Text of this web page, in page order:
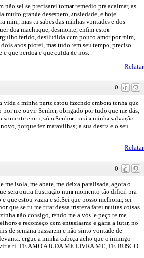
sei se precisarei tomar remedio pra acalmar, as
muito grande desespero, ansiedade, e hoje
mim, mas tu sabes das minhas vontades e dos
doa machuque, desmonte, enfim estou
ferido, desiludida com pouco amor por mim,
anos piorei, mas tudo tem seu tempo, preciso
que perdoa e que cuida de nos.
Relatar
0
a minha parte estou fazendo embora tenha que
me ouvir Senhor, obrigado por tudo que me dás,
em ti, só o Senhor trará a minha salvação.
porque fez maravilhas; a sua destra e o seu
Relatar
0
me isola, me abate, me deixa paralisada, agora o
sera outra frustração num momento tão dificil pra
que estou vazia e só.Sei que posso melhorar, sei
que se tu me tirar dessa tristeza farei muitas coisas
não consigo, rendo me a vós. e peço te me
e recomeço com entusiasmo e garra a lutar, no
de semana passarem e não sinto vontade de
ergue a minha cabeça acho que o inimigo
a ti. TE AMO AJUDA ME LIVRA ME, TE BUSCO